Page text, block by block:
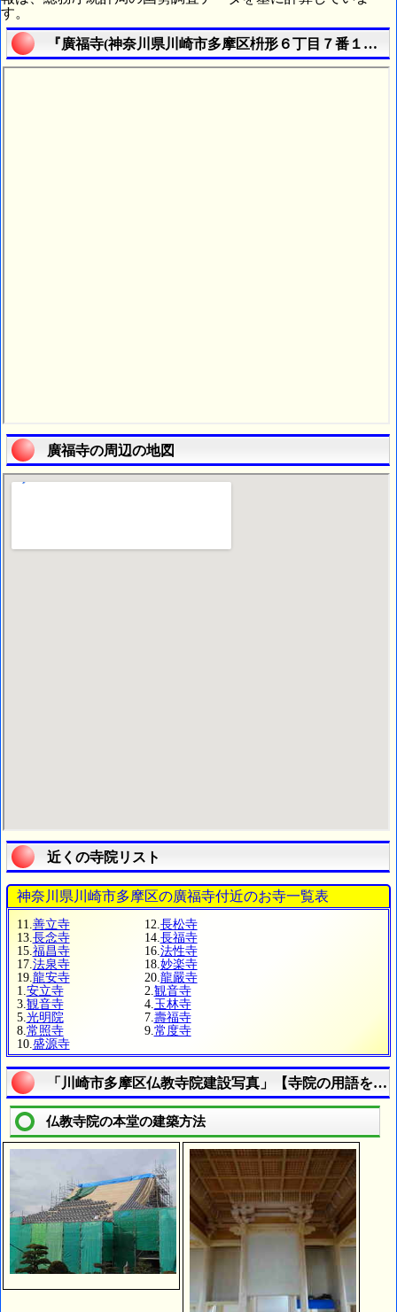
す。
『廣福寺(神奈川県川崎市多摩区枡形６丁目７番１号)
廣福寺の周辺の地図
近くの寺院リスト
神奈川県川崎市多摩区の廣福寺付近のお寺一覧表
11. 善立寺 12. 長松寺
13. 長念寺 14. 長福寺
15. 福昌寺 16. 法性寺
17. 法泉寺 18. 妙楽寺
19. 龍安寺 20. 龍嚴寺
1. 安立寺 2. 観音寺
3. 観音寺 4. 玉林寺
5. 光明院 7. 壽福寺
8. 常照寺 9. 常度寺
10. 盛源寺
「川崎市多摩区仏教寺院建設写真」【寺院の用語を理
仏教寺院の本堂の建築方法